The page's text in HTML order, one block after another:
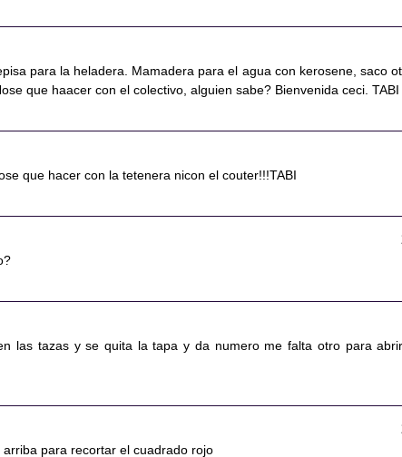
para la heladera. Mamadera para el agua con kerosene, saco
que haacer con el colectivo, alguien sabe? Bienvenida ceci. TABI
que hacer con la tetenera nicon el couter!!!TABI
las tazas y se quita la tapa y da numero me falta otro para
para recortar el cuadrado rojo